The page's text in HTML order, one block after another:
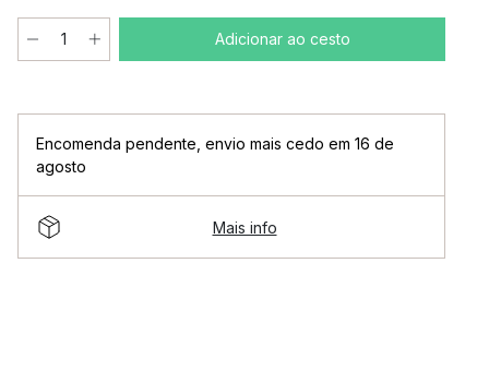
Adicionar ao cesto
Encomenda pendente envio mais cedo em 16 de
agosto
Mais info